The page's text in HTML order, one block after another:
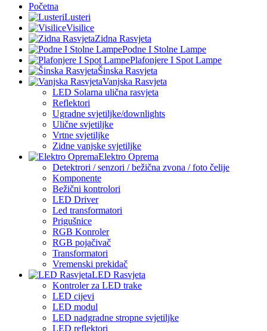
Početna
Lusteri
Visilice
Zidna Rasvjeta
Podne I Stolne Lampe
Plafonjere I Spot Lampe
Šinska Rasvjeta
Vanjska Rasvjeta
LED Solarna ulična rasvjeta
Reflektori
Ugradne svjetiljke/downlights
Ulične svjetiljke
Vrtne svjetiljke
Zidne vanjske svjetiljke
Elektro Oprema
Detektrori / senzori / bežična zvona / foto čelije
Komponente
Bežični kontrolori
LED Driver
Led transformatori
Prigušnice
RGB Konroler
RGB pojačivač
Transformatori
Vremenski prekidač
LED Rasvjeta
Kontroler za LED trake
LED cijevi
LED modul
LED nadgradne stropne svjetiljke
LED reflektori